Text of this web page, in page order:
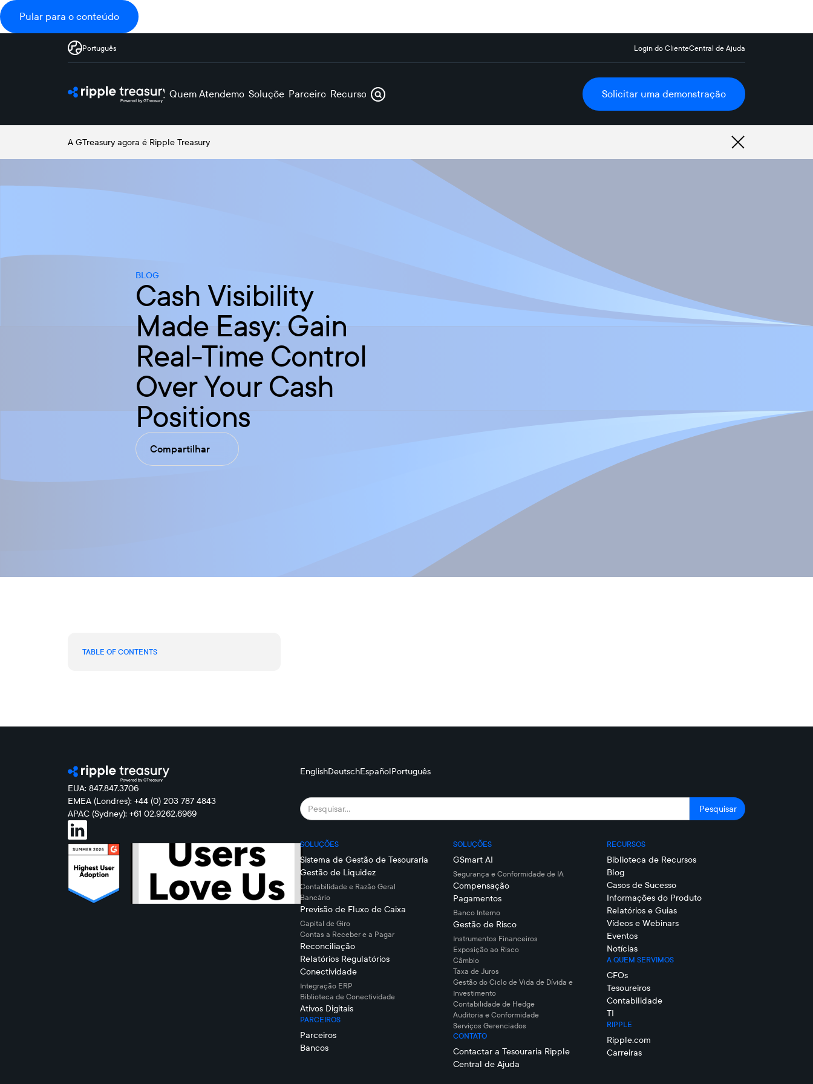
Pular para o conteúdo
Português Login do ClienteCentral de Ajuda
Quem Atendemos Soluções Parceiros Recursos Solicitar uma demonstração
A GTreasury agora é Ripple Treasury
BLOG
Cash Visibility
Made Easy: Gain
Real-Time Control
Over Your Cash
Positions
Compartilhar
TABLE OF CONTENTS
EUA: 847.847.3706
EMEA (Londres): +44 (0) 203 787 4843
APAC (Sydney): +61 02.9262.6969
EnglishDeutschEspañolPortuguês
SOLUÇÕES
Sistema de Gestão de Tesouraria
Gestão de Liquidez
Contabilidade e Razão Geral
Bancário
Previsão de Fluxo de Caixa
Capital de Giro
Contas a Receber e a Pagar
Reconciliação
Relatórios Regulatórios
Conectividade
Integração ERP
Biblioteca de Conectividade
Ativos Digitais
PARCEIROS
Parceiros
Bancos
SOLUÇÕES
GSmart AI
Segurança e Conformidade de IA
Compensação
Pagamentos
Banco Interno
Gestão de Risco
Instrumentos Financeiros
Exposição ao Risco
Câmbio
Taxa de Juros
Gestão do Ciclo de Vida de Dívida e
Investimento
Contabilidade de Hedge
Auditoria e Conformidade
Serviços Gerenciados
CONTATO
Contactar a Tesouraria Ripple
Central de Ajuda
RECURSOS
Biblioteca de Recursos
Blog
Casos de Sucesso
Informações do Produto
Relatórios e Guias
Vídeos e Webinars
Eventos
Notícias
A QUEM SERVIMOS
CFOs
Tesoureiros
Contabilidade
TI
RIPPLE
Ripple.com
Carreiras